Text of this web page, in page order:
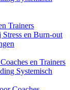
Trainers
en Burn-out
en Trainers
Systemisch